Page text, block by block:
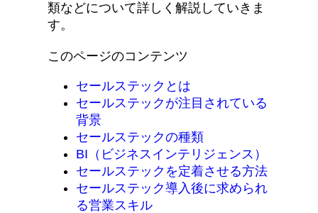
類などについて詳しく解説していきま
す。
このページのコンテンツ
セールステックとは
セールステックが注目されている
背景
セールステックの種類
BI（ビジネスインテリジェンス）
セールステックを定着させる方法
セールステック導入後に求められ
る営業スキル